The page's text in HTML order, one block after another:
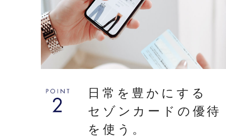
日常を豊かにする
セゾンカードの優待
を使う。